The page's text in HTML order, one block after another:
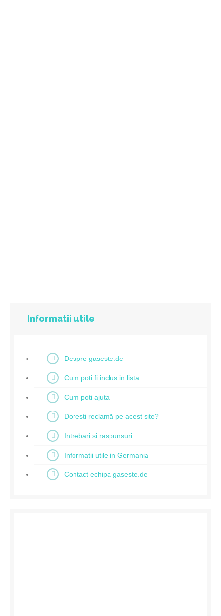
Informatii utile
Despre gaseste.de
Cum poti fi inclus in lista
Cum poti ajuta
Doresti reclamă pe acest site?
Intrebari si raspunsuri
Informatii utile in Germania
Contact echipa gaseste.de